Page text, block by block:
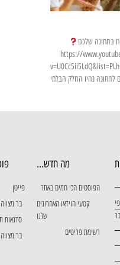
בחתונה שלכם
☎0524457700 https://
לחתונה נהיו החלק הבלתי
מה חדש...
הפוסטים הכי חמים באתר
קטעי הוידאו האחרונים
שלנו
רשימת פריטים
פייטן
בר
סדנאות
בר